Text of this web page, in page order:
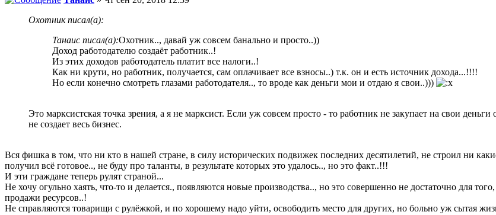
Охотник писал(а):
Танаис писал(а):Охотник.., давай уж совсем банально и просто..))
Доход работодателю создаёт работник..!
Из этих доходов работодатель платит все налоги..!
Как ни крути, но работник, получается, сам оплачивает все взносы..) т.к. он и есть источник дохода...!!!!
Но если конечно смотреть глазами работодателя.., то вроде как деньги мои и отдаю я свои..)))
Это марксистская точка зрения, а я не марксист. Если уж совсем просто - то работник не закупает на свои
не создает весь бизнес.
Вся фишка в том, что ни кто в нашей стране, в силу исторических подвижек последних десятилетий, не строил ни
получил всё готовое.., не буду про таланты, в результате которых это удалось.., но это факт..!!!
И эти граждане теперь рулят страной...
Не хочу огульно хаять, что-то и делается., появляются новые производства.., но это совершенно не достаточно для
продажи ресурсов..!
Не справляются товарищи с рулёжкой, и по хорошему надо уйти, освободить место для других, но больно уж сытая